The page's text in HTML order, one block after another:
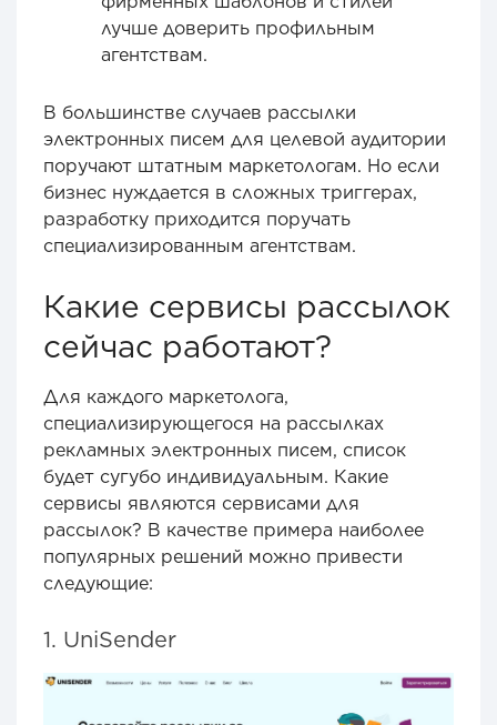
лучше доверить профильным
агентствам.
В большинстве случаев рассылки
электронных писем для целевой аудитории
поручают штатным маркетологам. Но если
бизнес нуждается в сложных триггерах,
разработку приходится поручать
специализированным агентствам.
Какие сервисы рассылок
сейчас работают?
Для каждого маркетолога,
специализирующегося на рассылках
рекламных электронных писем, список
будет сугубо индивидуальным. Какие
сервисы являются сервисами для
рассылок? В качестве примера наиболее
популярных решений можно привести
следующие:
1. UniSender